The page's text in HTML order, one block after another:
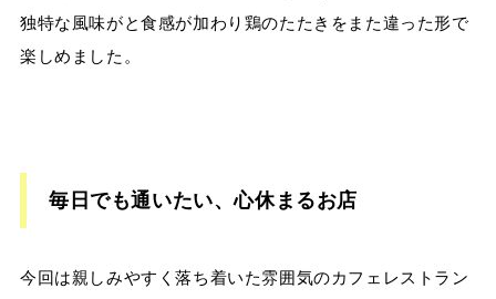
独特な風味がと食感が加わり鶏のたたきをまた違った形で
楽しめました。
毎日でも通いたい、心休まるお店
今回は親しみやすく落ち着いた雰囲気のカフェレストラン